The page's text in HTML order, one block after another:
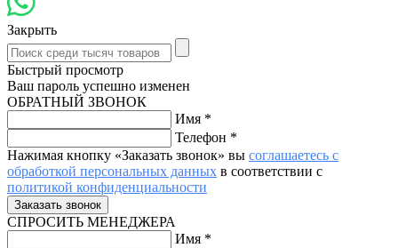
Закрыть
Быстрый просмотр
Ваш пароль успешно изменен
ОБРАТНЫЙ ЗВОНОК
Имя *
Телефон *
Нажимая кнопку «Заказать звонок» вы соглашаетесь с
обработкой персональных данных в соответствии с
политикой конфиденциальности
СПРОСИТЬ МЕНЕДЖЕРА
Имя *